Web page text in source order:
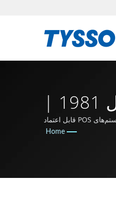
کاربردها در صنایع مختلف | تولیدکننده AIDC و POS در تایوان از سال 1981 |
Home